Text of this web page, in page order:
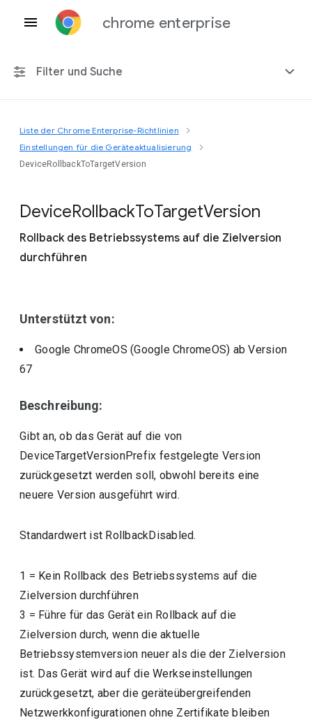
chrome enterprise
Filter und Suche
Alle Plattformen
Chrome 151
Einschließlich eingestellter Richtlinien
Liste der Chrome Enterprise-Richtlinien
Einstellungen für die Geräteaktualisierung
DeviceRollbackToTargetVersion
DeviceRollbackToTargetVersion
Rollback des Betriebssystems auf die Zielversion
durchführen
Unterstützt von:
Google ChromeOS (Google ChromeOS) ab Version
67
Beschreibung:
Gibt an, ob das Gerät auf die von
DeviceTargetVersionPrefix festgelegte Version
zurückgesetzt werden soll, obwohl bereits eine
neuere Version ausgeführt wird.
Standardwert ist RollbackDisabled.
1 = Kein Rollback des Betriebssystems auf die
Zielversion durchführen
3 = Führe für das Gerät ein Rollback auf die
Zielversion durch, wenn die aktuelle
Betriebssystemversion neuer als die der Zielversion
ist. Das Gerät wird auf die Werkseinstellungen
zurückgesetzt, aber die geräteübergreifenden
Netzwerkkonfigurationen ohne Zertifikate bleiben